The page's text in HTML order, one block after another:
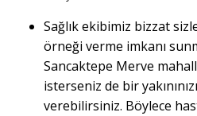
Sağlık ekibimiz bizzat
örneği verme imkanı
Sancaktepe Merve
isterseniz de bir
verebilirsiniz. Böylece